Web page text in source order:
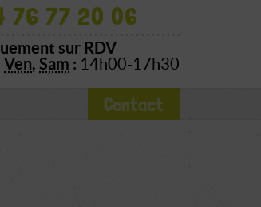
76 77 20 06
sur RDV
Ven, Sam : 14h00-17h30
Contact